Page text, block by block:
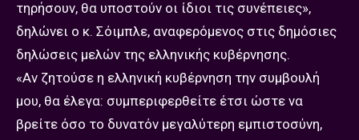
τηρήσουν, θα υποστούν οι ίδιοι τις συνέπειες»,
δηλώνει ο κ. Σόιμπλε, αναφερόμενος στις δημόσιες
δηλώσεις μελών της ελληνικής κυβέρνησης.
«Αν ζητούσε η ελληνική κυβέρνηση την συμβουλή
μου, θα έλεγα: συμπεριφερθείτε έτσι ώστε να
βρείτε όσο το δυνατόν μεγαλύτερη εμπιστοσύνη,